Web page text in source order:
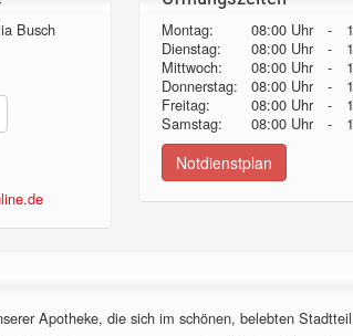
Busch
Montag: 08:00 Uhr -
Dienstag:
08:00 Uhr -
Mittwoch:
08:00 Uhr -
Donnerstag:08:00 Uhr -
Freitag:
08:00 Uhr -
Samstag:
08:00 Uhr -
Notdienstplan
Apotheke, die sich im schönen, belebten